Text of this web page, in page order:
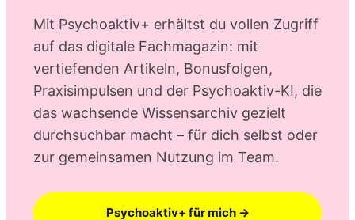
Mit Psychoaktiv+ erhältst du vollen Zugriff
auf das digitale Fachmagazin: mit
vertiefenden Artikeln, Bonusfolgen,
Praxisimpulsen und der Psychoaktiv-KI, die
das wachsende Wissensarchiv gezielt
durchsuchbar macht – für dich selbst oder
zur gemeinsamen Nutzung im Team.
Psychoaktiv+ für mich →